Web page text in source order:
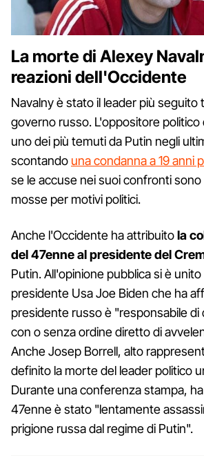
La morte di Alexey
reazioni dell'Occidente
Navalny è stato il leader più seguito
governo russo. L'oppositore
uno dei più temuti da Putin negli
scontando una condanna a 19 anni
se le accuse nei suoi confronti
mosse per motivi politici.
Anche l'Occidente ha attribuitola
del 47enne al presidente del
Putin. All'opinione pubblica si è unito
presidente Usa Joe Biden che ha
presidente russo è "responsabile di
con o senza ordine diretto di
Anche Josep Borrell, alto
definito la morte del leader politico
Durante una conferenza stampa,
47enne è stato "lentamente
prigione russa dal regime di Putin".